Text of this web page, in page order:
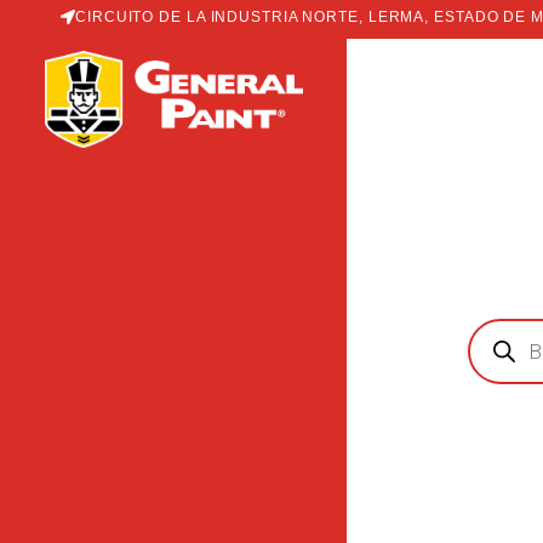
contenido
CIRCUITO DE LA INDUSTRIA NORTE, LERMA, ESTADO DE
de
productos